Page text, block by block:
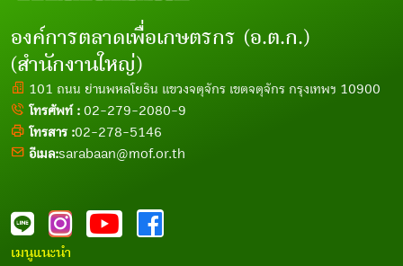
องค์การตลาดเพื่อเกษตรกร (อ.ต.ก.)
(สำนักงานใหญ่)
101 ถนน ย่านพหลโยธิน แขวงจตุจักร เขตจตุจักร กรุงเทพฯ 10900
โทรศัพท์ : 02-279-2080-9
โทรสาร :02-278-5146
อีเมล:sarabaan@mof.or.th
เมนูแนะนำ